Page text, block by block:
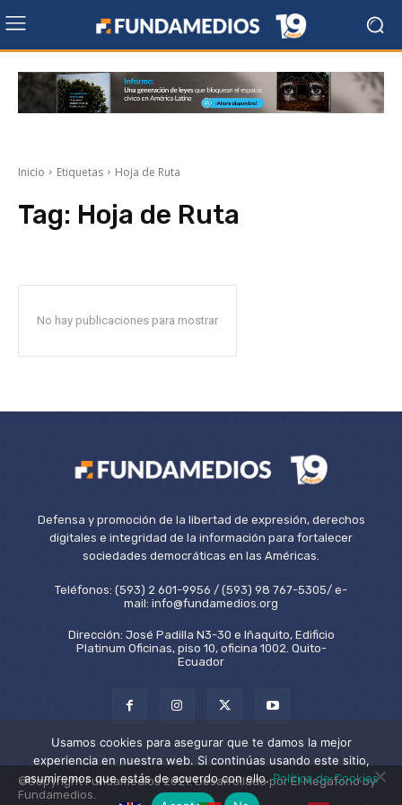
Inicio Etiquetas Hoja de Ruta
Tag: Hoja de Ruta
No hay publicaciones para mostrar
Defensa y promoción de la libertad de expresión, derechos
digitales e integridad de la información para fortalecer
sociedades democráticas en las Américas.
Teléfonos: (593) 2 601-9956 / (593) 98 767-5305/ e-
mail: info@fundamedios.org
Dirección: José Padilla N3-30 e Iñaquito, Edificio
Platinum Oficinas, piso 10, oficina 1002. Quito-
Ecuador
©Copyright Fundamedios 2021. Desarrollado por El Megáfono by
Fundamedios.
Usamos cookies para asegurar que te damos la mejor
experiencia en nuestra web. Si continúas usando este sitio,
asumiremos que estás de acuerdo con ello.Política de Cookies